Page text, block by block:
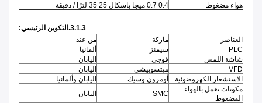
هواء مضغوط
0.4 0.7 ميجا باسكال 25 35 لترًا / دقيقة
3.1.3.التكوين الرئيسي:
العناصر
ماركة
من عند
PLC
سيمنز
ألمانيا
شاشة اللمس
فوجي
اليابان
VFD
ميتسوبيشي
اليابان
الاستشعار الكهروضوئية
أومرون وسيك
اليابان وألمانيا
مكونات تعمل بالهواء
المضغوط
SMC
اليابان